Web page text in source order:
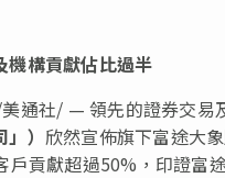
機構貢獻佔比過半
通社/ —領先的證券交易
） 欣然宣佈旗下富途大
戶貢獻超過50%，印證富